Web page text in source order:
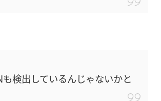
検出しているんじゃないかと